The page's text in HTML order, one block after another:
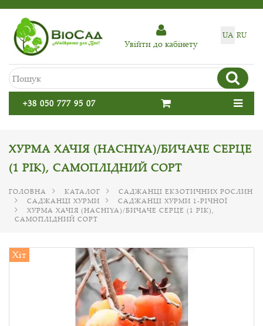
UA RU
Увiйти до кабiнету
+38 050 777 95 07
ХУРМА ХАЧІЯ (HACHIYA)/БИЧАЧЕ СЕРЦЕ
(1 РІК), САМОПЛІДНИЙ СОРТ
ГОЛОВНА КАТАЛОГ
САДЖАНЦІ ЕКЗОТИЧНИХ РОСЛИН
САДЖАНЦІ ХУРМИ
САДЖАНЦІ ХУРМИ 1-РІЧНОЇ
ХУРМА ХАЧІЯ (HACHIYA)/БИЧАЧЕ СЕРЦЕ (1 РІК),
САМОПЛІДНИЙ СОРТ
Хіт